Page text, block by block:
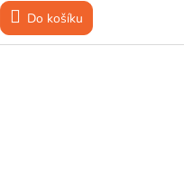
Do košíku